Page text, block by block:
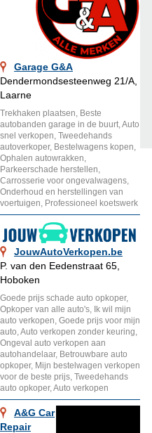
Garage G&A
Dendermondsesteenweg 21/A,
Laarne
Trekhaken plaatsen, Beste
autobanden garage in de buurt, Auto
snel verkopen, Tweedehands
autoverkoper, Bestelwagens kopen,
Ophalen autowrakken,
Parkeerschade herstellen,
Carrosserie voor ongevalwagens,
Onderhoud en herstellingen van
voertuigen, Professioneel koetswerk
JouwAutoVerkopen.be
P. van den Eedenstraat 65,
Hoboken
Goede prijs schade auto opkoper,
Opkoper van alle auto's, Ik wil mijn
auto verkopen, Goede prijs voor mijn
auto, Auto verkopen zonder keuring,
Ongeval auto verkopen aan
autohandelaar, Betrouwbare auto
opkoper, Mijn bestelwagen verkopen
voor de beste prijs, Tweedehands
auto opkoper, Auto verkopen
A&G Car
Repair